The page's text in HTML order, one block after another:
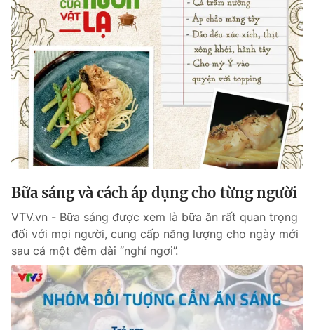
THỜI BÁO VTV
Theo dõi báo trên
Cơ quan chủ quản:Đài Truyền hình Việt Nam
Cơ quan báo chí:Thời báo VTV
Giấy phép hoạt động báo in và báo điện tử số 483/GP-BTTTT
cấp ngày 29/12/2023
Tổng Biên tập:Vũ Thanh Thủy
Phó Tổng Biên tập:Nguyễn Thị Mỹ Hạnh, Phạm Quốc Thắng,
Nguyễn Trọng Ninh
Tổng đài VTV:024.38 355 931 - 024.38 355 932
Ðiện thoại Thời báo VTV:024.66 897 897
Email:toasoan@vtv.vn
Liên hệ quảng cáo: 024-7300.7108
Bữa sáng và cách áp dụng cho từng người
VTV.vn - Bữa sáng được xem là bữa ăn rất quan trọng
đối với mọi người, cung cấp năng lượng cho ngày mới
sau cả một đêm dài “nghỉ ngơi”.